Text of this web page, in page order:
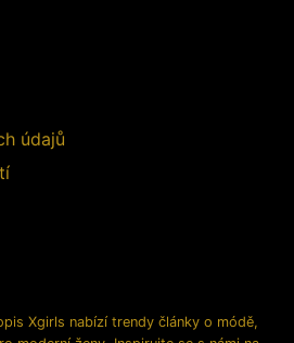
údajů
Xgirls nabízí trendy články o módě,